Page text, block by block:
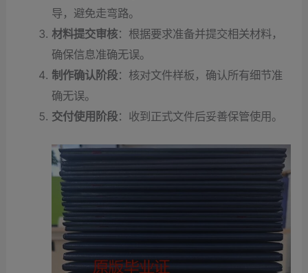
导，避免走弯路。
材料提交审核：根据要求准备并提交相关材料，
确保信息准确无误。
制作确认阶段：核对文件样板，确认所有细节准
确无误。
交付使用阶段：收到正式文件后妥善保管使用。